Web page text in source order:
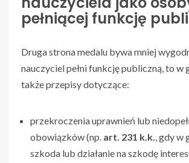
pełniącej funkcję
Druga strona medalu bywa mniej
nauczyciel pełni funkcję publiczną, to w
także przepisy dotyczące:
przekroczenia uprawnień lub
obowiązków (np. art. 231 k.k., gdy w
szkoda lub działanie na szkodę